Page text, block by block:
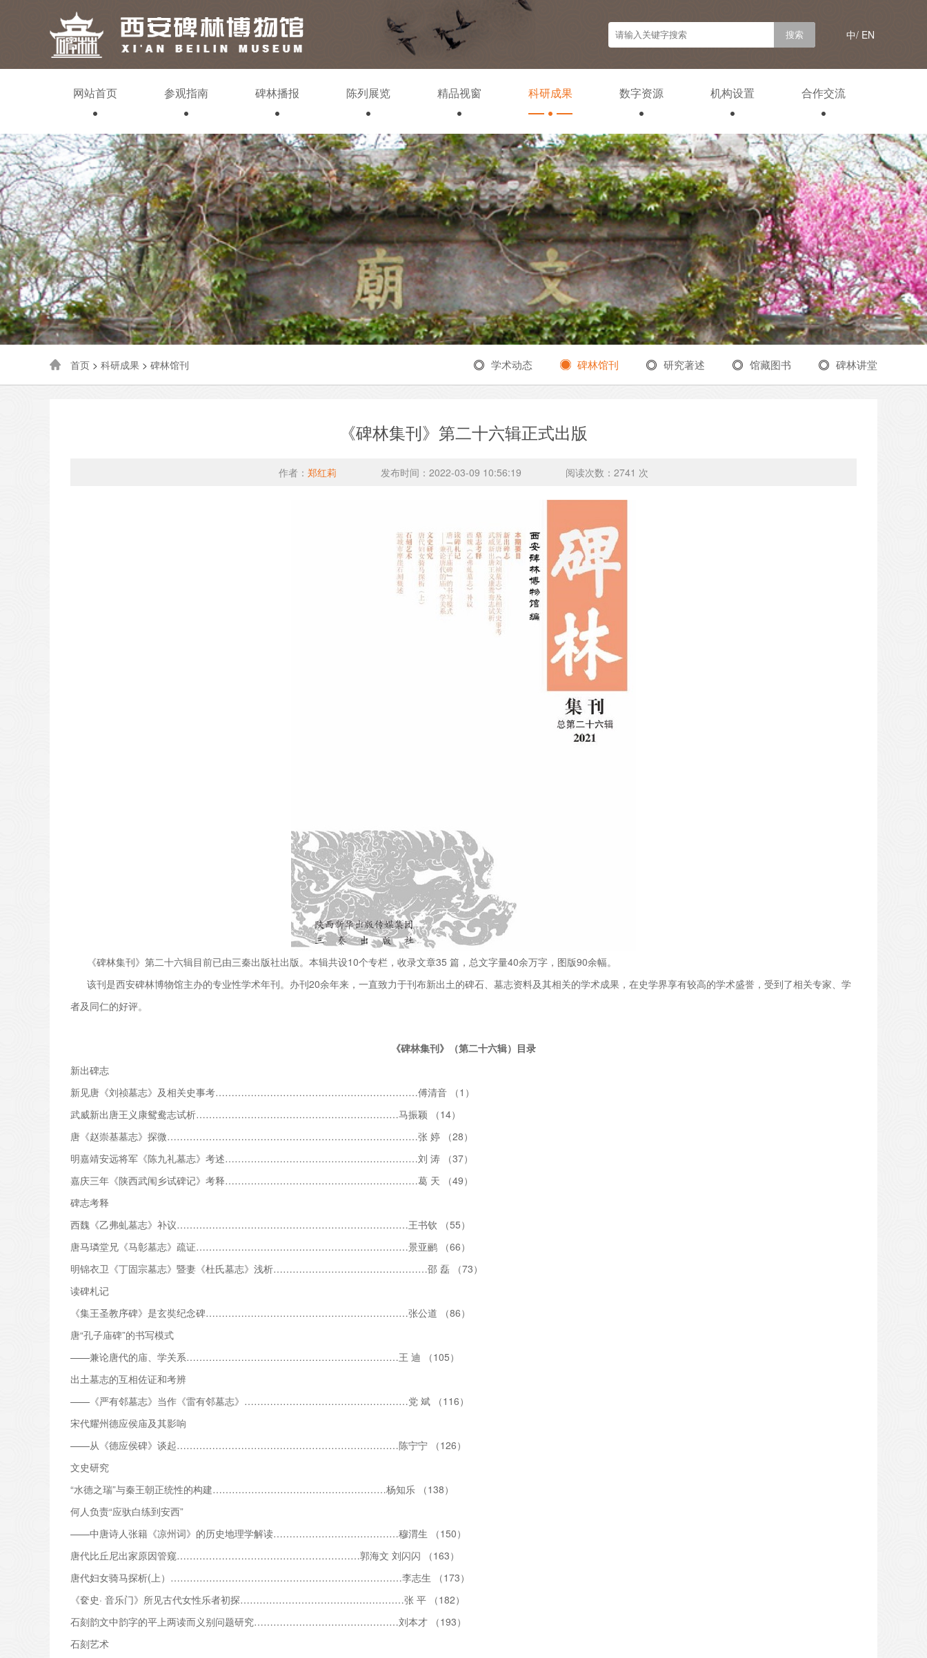
中/ EN
网站首页 参观指南 碑林播报 陈列展览 精品视窗 科研成果 数字资源 机构设置 合作交流
首页 > 科研成果 > 碑林馆刊 学术动态 碑林馆刊 研究著述 馆藏图书 碑林讲堂
《碑林集刊》第二十六辑正式出版
作者： 郑红莉 发布时间：2022-03-09 10:56:19 阅读次数： 2741 次
《碑林集刊》第二十六辑目前已由三秦出版社出版。本辑共设10个专栏，收录文章35 篇，总文字量40余万字，图版90余幅。
该刊是西安碑林博物馆主办的专业性学术年刊。办刊20余年来，一直致力于刊布新出土的碑石、墓志资料及其相关的学术成果，在史学界享有较高的学术盛誉，受到了相关专家、学
者及同仁的好评。
《碑林集刊》（第二十六辑）目录
新出碑志
新见唐《刘祯墓志》及相关史事考………………………………………………………傅清音 （1）
武威新出唐王义康鸳鸯志试析………………………………………………………马振颖 （14）
唐《赵崇基墓志》探微……………………………………………………………………张 婷 （28）
明嘉靖安远将军《陈九礼墓志》考述……………………………………………………刘 涛 （37）
嘉庆三年《陕西武闱乡试碑记》考释……………………………………………………葛 天 （49）
碑志考释
西魏《乙弗虬墓志》补议………………………………………………………………王书钦 （55）
唐马璘堂兄《马彰墓志》疏证…………………………………………………………景亚鹂 （66）
明锦衣卫《丁固宗墓志》暨妻《杜氏墓志》浅析…………………………………………邵 磊 （73）
读碑札记
《集王圣教序碑》是玄奘纪念碑………………………………………………………张公道 （86）
唐“孔子庙碑”的书写模式
——兼论唐代的庙、学关系…………………………………………………………王 迪 （105）
出土墓志的互相佐证和考辨
——《严有邻墓志》当作《雷有邻墓志》……………………………………………党 斌 （116）
宋代耀州德应侯庙及其影响
——从《德应侯碑》谈起……………………………………………………………陈宁宁 （126）
文史研究
“水德之瑞”与秦王朝正统性的构建………………………………………………杨知乐 （138）
何人负责“应驮白练到安西”
——中唐诗人张籍《凉州词》的历史地理学解读…………………………………穆渭生 （150）
唐代比丘尼出家原因管窥…………………………………………………郭海文 刘闪闪 （163）
唐代妇女骑马探析(上）………………………………………………………………李志生 （173）
《奁史· 音乐门》所见古代女性乐者初探……………………………………………张 平 （182）
石刻韵文中韵字的平上两读而义别问题研究………………………………………刘本才 （193）
石刻艺术